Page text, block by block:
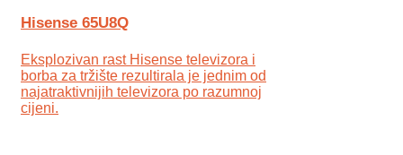
Hisense 65U8Q
Eksplozivan rast Hisense televizora i
borba za tržište rezultirala je jednim od
najatraktivnijih televizora po razumnoj
cijeni.